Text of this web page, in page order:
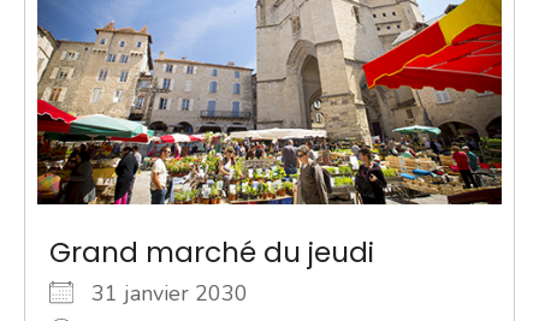
Grand marché du jeudi
31 janvier 2030